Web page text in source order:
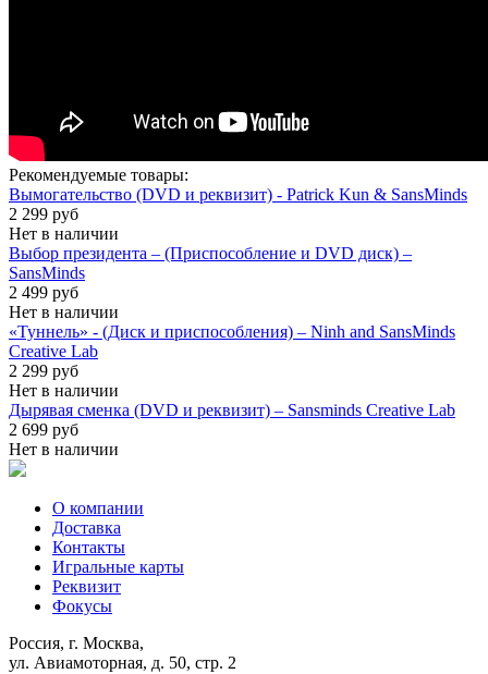
Рекомендуемые товары:
Вымогательство (DVD и реквизит) - Patrick Kun & SansMinds
2 299 руб
Нет в наличии
Выбор президента – (Приспособление и DVD диск) –
SansMinds
2 499 руб
Нет в наличии
«Туннель» - (Диск и приспособления) – Ninh and SansMinds
Creative Lab
2 299 руб
Нет в наличии
Дырявая сменка (DVD и реквизит) – Sansminds Creative Lab
2 699 руб
Нет в наличии
О компании
Доставка
Контакты
Игральные карты
Реквизит
Фокусы
Россия, г. Москва,
ул. Авиамоторная, д. 50, стр. 2